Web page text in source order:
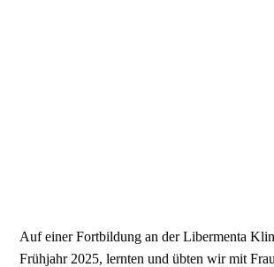
Auf einer Fortbildung an der Libermenta
Frühjahr 2025, lernten und übten wir mit